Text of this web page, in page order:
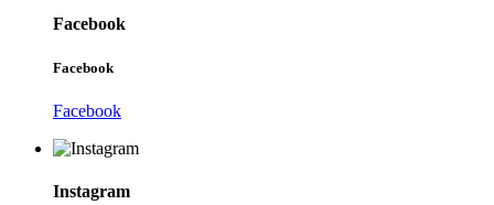
Facebook
Facebook
Facebook
Instagram